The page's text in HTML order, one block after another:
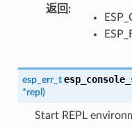
返回 :
esp_err_t
*repl )
Start REPL